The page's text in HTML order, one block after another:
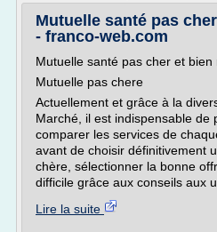
Mutuelle santé pas
- franco-web.com
Mutuelle santé pas cher et bien
Mutuelle pas chere
Actuellement et grâce à la
Marché, il est indispensable de
comparer les services de
avant de choisir définitivement
chère, sélectionner la bonne
difficile grâce aux conseils aux
Lire la suite